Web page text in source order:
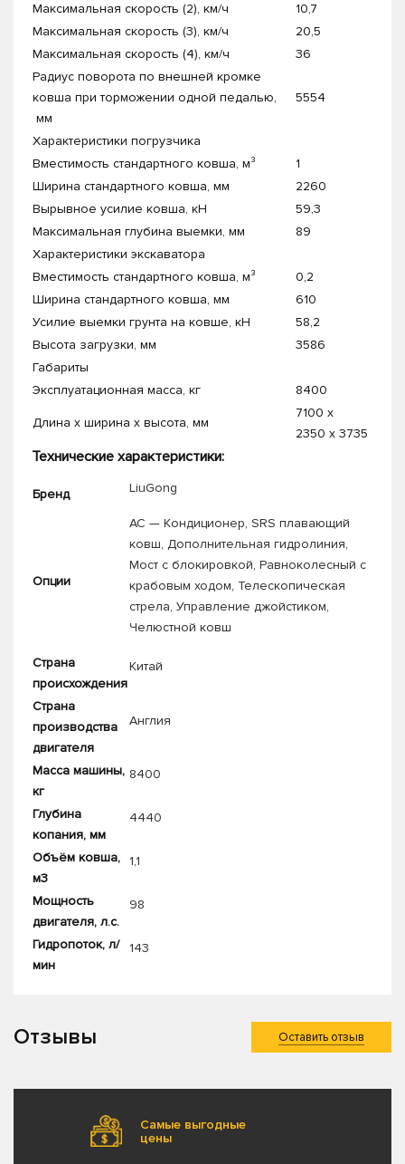
Максимальная скорость (2), км/ч
10,7
Максимальная скорость (3), км/ч
20,5
Максимальная скорость (4), км/ч
36
Радиус поворота по внешней кромке
ковша при торможении одной педалью,
мм
5554
Характеристики погрузчика
Вместимость стандартного ковша, м³
1
Ширина стандартного ковша, мм
2260
Вырывное усилие ковша, кН
59,3
Максимальная глубина выемки, мм
89
Характеристики экскаватора
Вместимость стандартного ковша, м³
0,2
Ширина стандартного ковша, мм
610
Усилие выемки грунта на ковше, кН
58,2
Высота загрузки, мм
3586
Габариты
Эксплуатационная масса, кг
8400
Длина х ширина х высота, мм
7100 x
2350 x 3735
Технические характеристики:
Бренд LiuGong
Опции
AC — Кондиционер, SRS плавающий
ковш, Дополнительная гидролиния,
Мост с блокировкой, Равноколесный с
крабовым ходом, Телескопическая
стрела, Управление джойстиком,
Челюстной ковш
Страна
происхождения
Китай
Страна
производства
двигателя
Англия
Масса машины,
кг
8400
Глубина
копания, мм
4440
Объём ковша,
м3
1,1
Мощность
двигателя, л.с.
98
Гидропоток, л/
мин
143
Отзывы Оставить отзыв
Самые выгодные
цены